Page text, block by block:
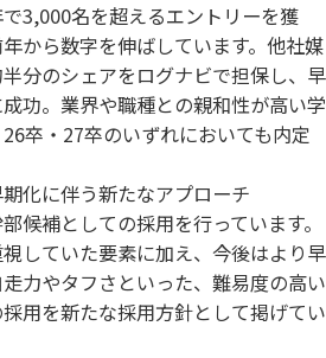
3,000名を超えるエントリーを獲
から数字を伸ばしています。他社媒
分のシェアをログナビで担保し、早
功。業界や職種との親和性が高い学
卒・27卒のいずれにおいても内定
化に伴う新たなアプローチ
候補としての採用を行っています。
していた要素に加え、今後はより早
力やタフさといった、難易度の高い
用を新たな採用方針として掲げてい